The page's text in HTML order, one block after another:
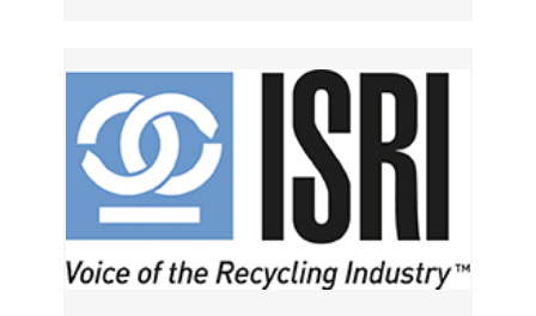
–
Treffpunkt
der
Internationalen
Autorecyclingbranche